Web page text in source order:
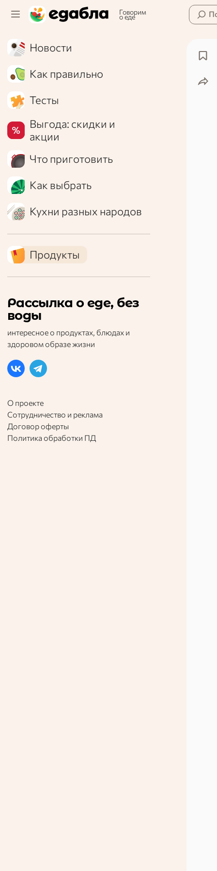
Говорим
о еде
Новости
Как правильно
Тесты
Выгода: скидки и
акции
Что приготовить
Как выбрать
Кухни разных народов
Продукты
Рассылка о еде, без
воды
интересное о продуктах, блюдах и
здоровом образе жизни
О проекте
Сотрудничество и реклама
Договор оферты
Политика обработки ПД